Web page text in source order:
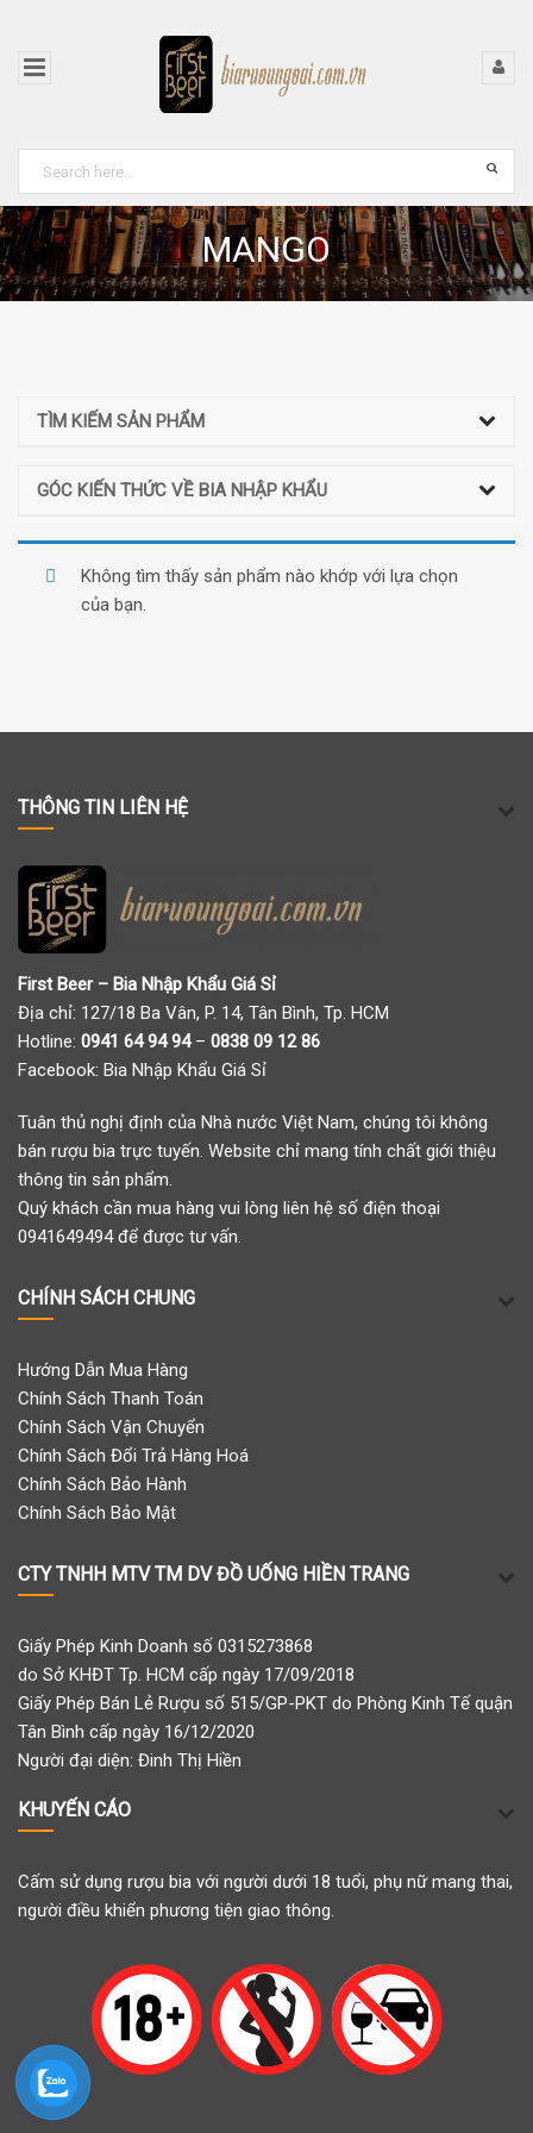
MANGO
TÌM KIẾM SẢN PHẨM
GÓC KIẾN THỨC VỀ BIA NHẬP KHẨU
Không tìm thấy sản phẩm nào khớp với lựa chọn
của bạn.
THÔNG TIN LIÊN HỆ
First Beer – Bia Nhập Khẩu Giá Sỉ
Địa chỉ: 127/18 Ba Vân, P. 14, Tân Bình, Tp. HCM
Hotline: 0941 64 94 94– 0838 09 12 86
Facebook: Bia Nhập Khẩu Giá Sỉ
Tuân thủ nghị định của Nhà nước Việt Nam, chúng tôi không
bán rượu bia trực tuyến. Website chỉ mang tính chất giới thiệu
thông tin sản phẩm.
Quý khách cần mua hàng vui lòng liên hệ số điện thoại
0941649494 để được tư vấn.
CHÍNH SÁCH CHUNG
Hướng Dẫn Mua Hàng
Chính Sách Thanh Toán
Chính Sách Vận Chuyển
Chính Sách Đổi Trả Hàng Hoá
Chính Sách Bảo Hành
Chính Sách Bảo Mật
CTY TNHH MTV TM DV ĐỒ UỐNG HIỀN TRANG
Giấy Phép Kinh Doanh số 0315273868
do Sở KHĐT Tp. HCM cấp ngày 17/09/2018
Giấy Phép Bán Lẻ Rượu số 515/GP-PKT do Phòng Kinh Tế quận
Tân Bình cấp ngày 16/12/2020
Người đại diện: Đinh Thị Hiền
KHUYẾN CÁO
Cấm sử dụng rượu bia với người dưới 18 tuổi, phụ nữ mang thai,
người điều khiển phương tiện giao thông.